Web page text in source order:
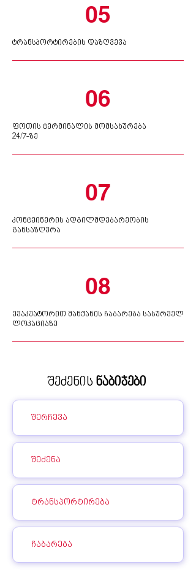
05
ტრანსპორტირების დაზღვევა
06
ფოთის ტერმინალის მომსახურება
24/7-ზე
07
კონტეინერის ადგილმდებარეობის
განსაზღვრა
08
ევაკუატორით მანქანის ჩაბარება სასურველ
ლოკაციაზე
შეძენის ნაბიჯები
შერჩევა
შეძენა
ტრანსპორტირება
ჩაბარება